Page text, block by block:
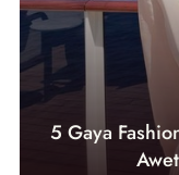
5 Gaya